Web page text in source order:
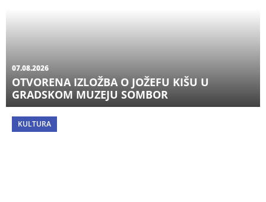
07.08.2026
OTVORENA IZLOŽBA O JOŽEFU KIŠU U
GRADSKOM MUZEJU SOMBOR
KULTURA